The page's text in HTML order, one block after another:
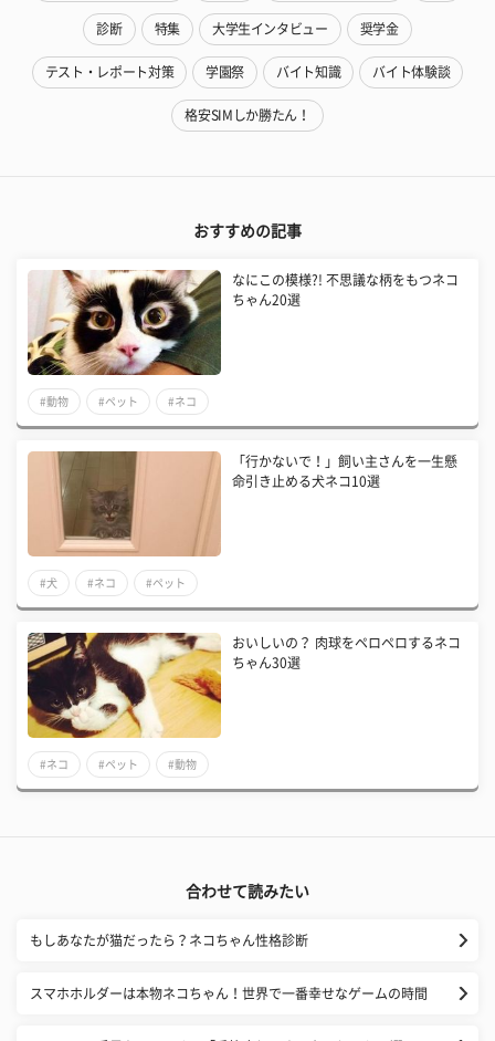
診断 特集 大学生インタビュー 奨学金
テスト・レポート対策 学園祭 バイト知識 バイト体験談
格安SIMしか勝たん！
おすすめの記事
なにこの模様?! 不思議な柄をもつネコ
ちゃん20選
#動物 #ペット #ネコ
「行かないで！」飼い主さんを一生懸
命引き止める犬ネコ10選
#犬 #ネコ #ペット
おいしいの？ 肉球をペロペロするネコ
ちゃん30選
#ネコ #ペット #動物
合わせて読みたい
もしあなたが猫だったら？ネコちゃん性格診断
スマホホルダーは本物ネコちゃん！世界で一番幸せなゲームの時間